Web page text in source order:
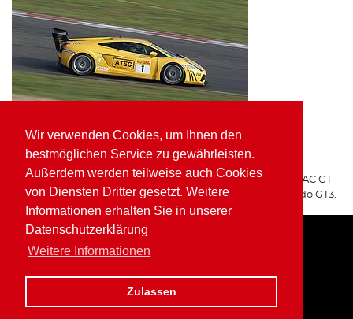
Wir verwenden Cookies, um Ihnen den
bestmöglichen Service zu gewährleisten.
Außerdem werden teilweise auch Cookies
von Diensten Dritter gesetzt. Weitere
Informationen erhalten Sie in unserer
Datenschutzerklärung
Weitere Informationen
Zulassen
ATEC Fluid Systems Lamborghini Gallardo GT3
ARGO Racing
Für ARGO Racing startete Wolfgang Kaufmann in der ADAC GT
Masters auf dem ATEC Fluid Systems Lamborghini Gallardo GT3.
Home Impressum